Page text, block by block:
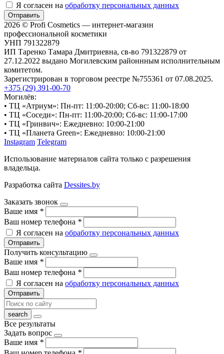
Я согласен на обработку персональных данных
Отправить
2026 © Profi Cosmetics — интернет-магазин
профессиональной косметики
УНП 791322879
ИП Таренко Тамара Дмитриевна, св-во 791322879 от
27.12.2022 выдано Могилевским районнным исполнительным
комитетом.
Зарегистрирован в торговом реестре №755361 от 07.08.2025.
+375 (29) 391-00-70
Могилёв:
• ТЦ «Атриум»: Пн-пт: 11:00-20:00; Сб-вс: 11:00-18:00
• ТЦ «Соседи»: Пн-пт: 11:00-20:00; Сб-вс: 11:00-17:00
• ТЦ «Гринвич»: Ежедневно: 10:00-21:00
• ТЦ «Планета Green»: Ежедневно: 10:00-21:00
Instagram Telegram
Использование материалов сайта только с разрешения
владельца.
Разработка сайта Dessites.by
Заказать звонок
Ваше имя *
Ваш номер телефона *
Я согласен на обработку персональных данных
Отправить
Получить консультацию
Ваше имя *
Ваш номер телефона *
Я согласен на обработку персональных данных
Отправить
Все результаты
Задать вопрос
Ваше имя *